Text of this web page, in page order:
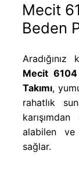
Mecit
Beden
Mecit 6104
Takımı,
rahatlık
alabilen ve
sağlar.